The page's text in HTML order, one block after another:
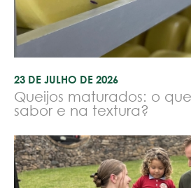
23 DE JULHO DE 2026
Queijos maturados: o
sabor e na textura?